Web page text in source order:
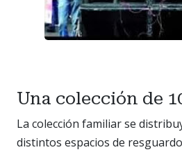
Una colección de
La colección familiar se
distintos espacios de